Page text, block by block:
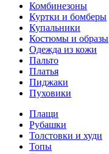
Комбинезоны
Куртки и бомберы
Купальники
Костюмы и образы
Одежда из кожи
Пальто
Платья
Пиджаки
Пуховики
Плащи
Рубашки
Толстовки и худи
Топы